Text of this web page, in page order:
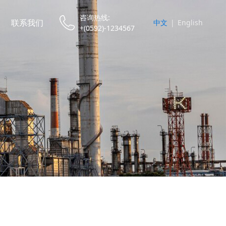
中文 | English
咨询热线:
+(0592)-1234567
联系我们